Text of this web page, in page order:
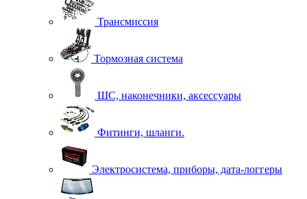
Трансмиссия
Тормозная система
ШС, наконечники, аксессуары
Фитинги, шланги.
Электросистема, приборы, дата-логгеры